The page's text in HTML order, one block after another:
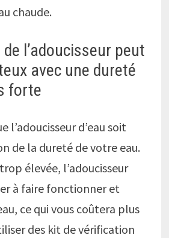
chaude.
l’adoucisseur peut
avec une dureté
forte
l’adoucisseur d’eau soit
de la dureté de votre eau.
élevée, l’adoucisseur
à faire fonctionner et
ce qui vous coûtera plus
des kit de vérification